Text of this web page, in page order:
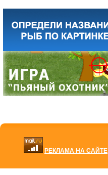
РЕКЛАМА НА САЙТЕ